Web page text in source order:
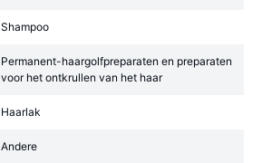
Shampoo
Permanent-haargolfpreparaten en preparaten
voor het ontkrullen van het haar
Haarlak
Andere